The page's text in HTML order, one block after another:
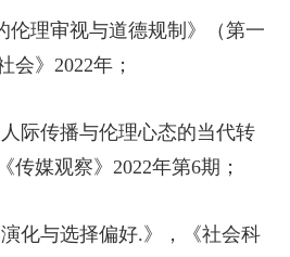
伦理审视与道德规制》（第一
会》 2022年；
人际传播与伦理心态的当代转
传媒观察》 2022年第6期；
化与选择偏好.》，《社会科